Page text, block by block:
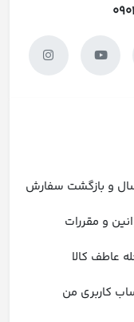
و بازگشت سفارش
و مقررات
عاطف کالا
کاربری من